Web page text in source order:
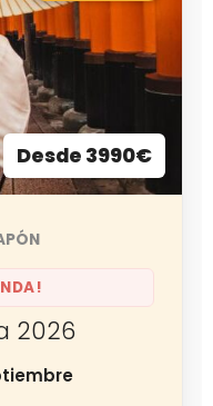
Desde 3990€
2026